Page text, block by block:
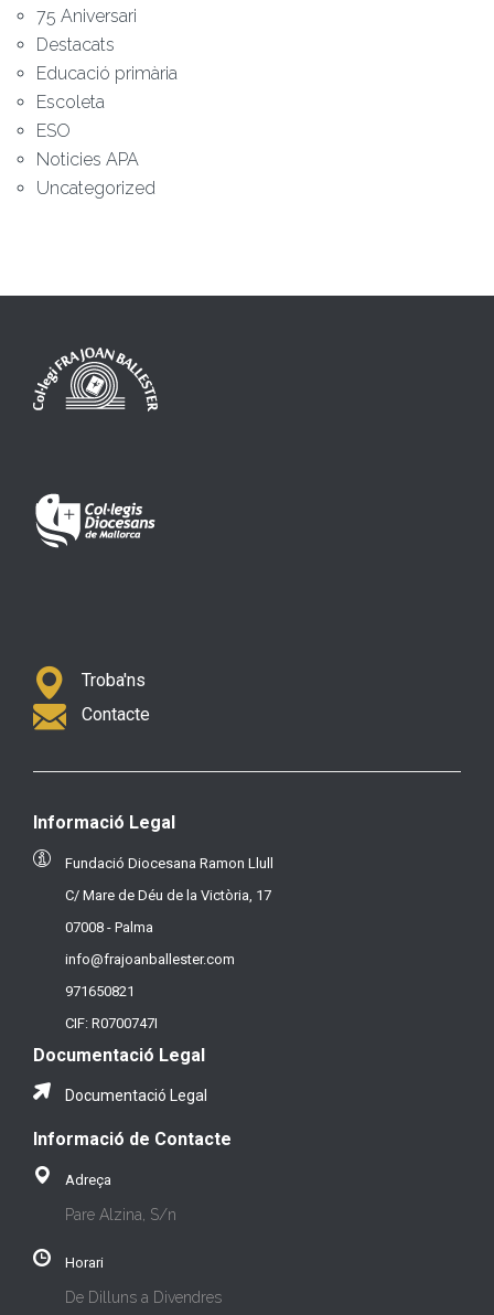
75 Aniversari
Destacats
Educació primària
Escoleta
ESO
Noticies APA
Uncategorized
Troba'ns
Contacte
Informació Legal
Fundació Diocesana Ramon Llull
C/ Mare de Déu de la Victòria, 17
07008 - Palma
info@frajoanballester.com
971650821
CIF: R0700747I
Documentació Legal
Documentació Legal
Informació de Contacte
Adreça
Pare Alzina, S/n
Horari
De Dilluns a Divendres